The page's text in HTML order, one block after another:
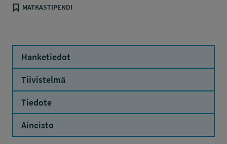
MATKASTIPENDI
Hanketiedot
Tiivistelmä
Tiedote
Aineisto